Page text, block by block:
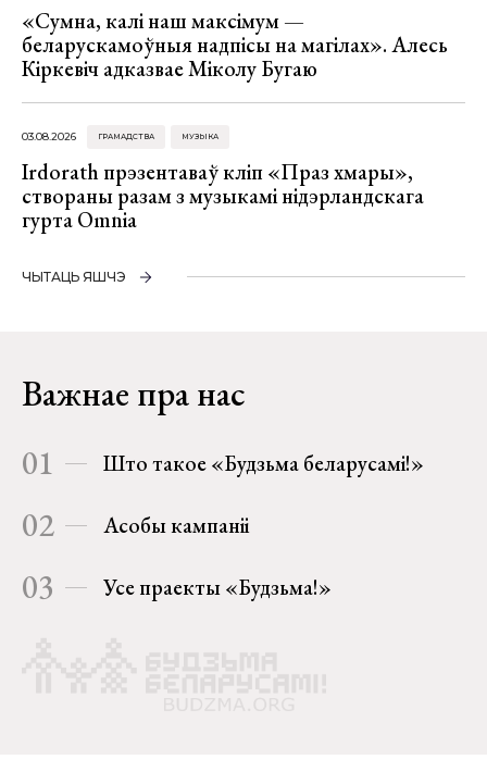
«Сумна, калі наш максімум —
беларускамоўныя надпісы на магілах». Алесь
Кіркевіч адказвае Міколу Бугаю
03.08.2026 ГРАМАДСТВА МУЗЫКА
Irdorath прэзентаваў кліп «Праз хмары»,
створаны разам з музыкамі нідэрландскага
гурта Omnia
ЧЫТАЦЬ ЯШЧЭ
Важнае пра нас
01 Што такое «Будзьма беларусамі!»
02 Асобы кампаніі
03 Усе праекты «Будзьма!»